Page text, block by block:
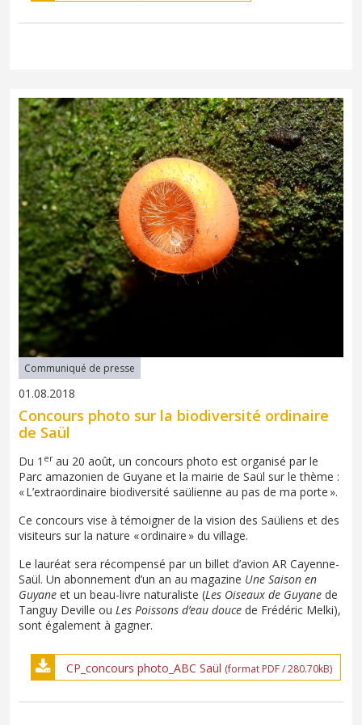
Communiqué de presse
01.08.2018
Concours photo sur la biodiversité ordinaire
de Saül
Du 1 erau 20 août, un concours photo est organisé par le
Parc amazonien de Guyane et la mairie de Saül sur le thème :
« L’extraordinaire biodiversité saülienne au pas de ma porte ».
Ce concours vise à témoigner de la vision des Saüliens et des
visiteurs sur la nature « ordinaire » du village.
Le lauréat sera récompensé par un billet d’avion AR Cayenne-
Saül. Un abonnement d’un an au magazine Une Saison en
Guyane et un beau-livre naturaliste (Les Oiseaux de Guyanede
Tanguy Deville ouLes Poissons d’eau douce de Frédéric Melki),
sont également à gagner.
CP_concours photo_ABC Saül (format PDF / 280.70kB)